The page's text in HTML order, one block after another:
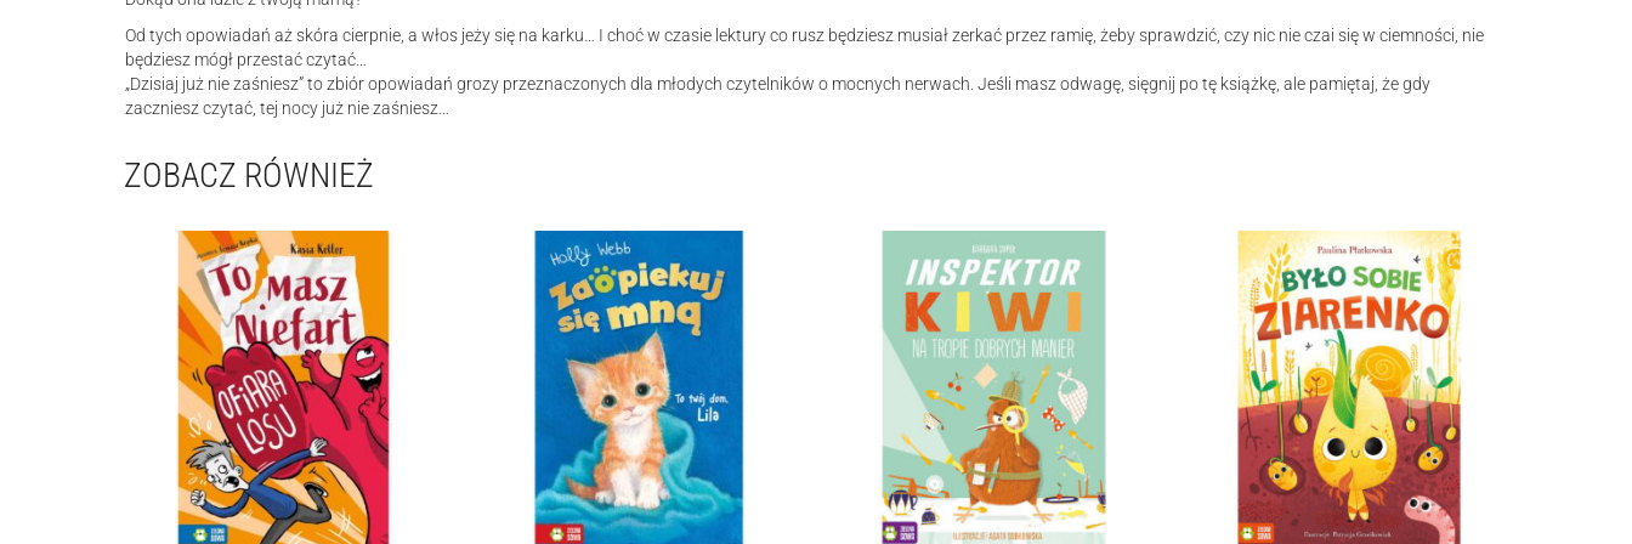
Od tych opowiadań aż skóra cierpnie, a włos jeży się na karku… I choć w czasie lektury co rusz będziesz musiał zerkać przez ramię, żeby sprawdzić, czy nic nie czai się w ciemności, nie
będziesz mógł przestać czytać…
„Dzisiaj już nie zaśniesz” to zbiór opowiadań grozy przeznaczonych dla młodych czytelników o mocnych nerwach. Jeśli masz odwagę, sięgnij po tę książkę, ale pamiętaj, że gdy
zaczniesz czytać, tej nocy już nie zaśniesz…
ZOBACZ RÓWNIEŻ